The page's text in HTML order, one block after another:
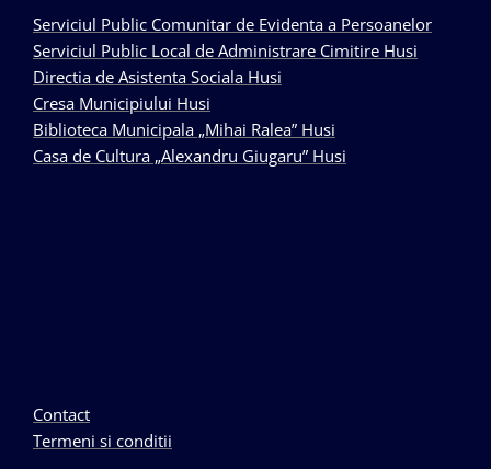
Serviciul Public Comunitar de Evidenta a Persoanelor
Serviciul Public Local de Administrare Cimitire Husi
Directia de Asistenta Sociala Husi
Cresa Municipiului Husi
Biblioteca Municipala „Mihai Ralea” Husi
Casa de Cultura „Alexandru Giugaru” Husi
Contact
Termeni si conditii